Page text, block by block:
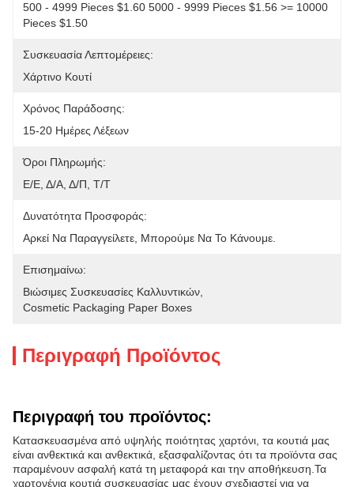
500 - 4999 Pieces $1.60 5000 - 9999 Pieces $1.56 >= 10000
Pieces $1.50
Συσκευασία Λεπτομέρειες:
Χάρτινο Κουτί
Χρόνος Παράδοσης:
15-20 Ημέρες Λέξεων
Όροι Πληρωμής:
Ε/Ε, Δ/Α, Δ/Π, Τ/Τ
Δυνατότητα Προσφοράς:
Αρκεί Να Παραγγείλετε, Μπορούμε Να Το Κάνουμε.
Επισημαίνω:
Βιώσιμες Συσκευασίες Καλλυντικών
Cosmetic Packaging Paper Boxes
Περιγραφή Προϊόντος
Περιγραφή του προϊόντος:
Κατασκευασμένα από υψηλής ποιότητας χαρτόνι, τα κουτιά μας
είναι ανθεκτικά και ανθεκτικά, εξασφαλίζοντας ότι τα προϊόντα σας
παραμένουν ασφαλή κατά τη μεταφορά και την αποθήκευση.Τα
χαρτονένια κουτιά συσκευασίας μας έχουν σχεδιαστεί για να